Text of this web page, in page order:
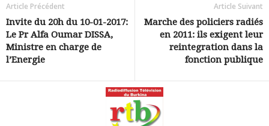
Article Précédent
Invite du 20h du 10-01-2017:
Le Pr Alfa Oumar DISSA,
Ministre en charge de
l’Energie
Article Suivant
Marche des policiers radiés
en 2011: ils exigent leur
reintegration dans la
fonction publique